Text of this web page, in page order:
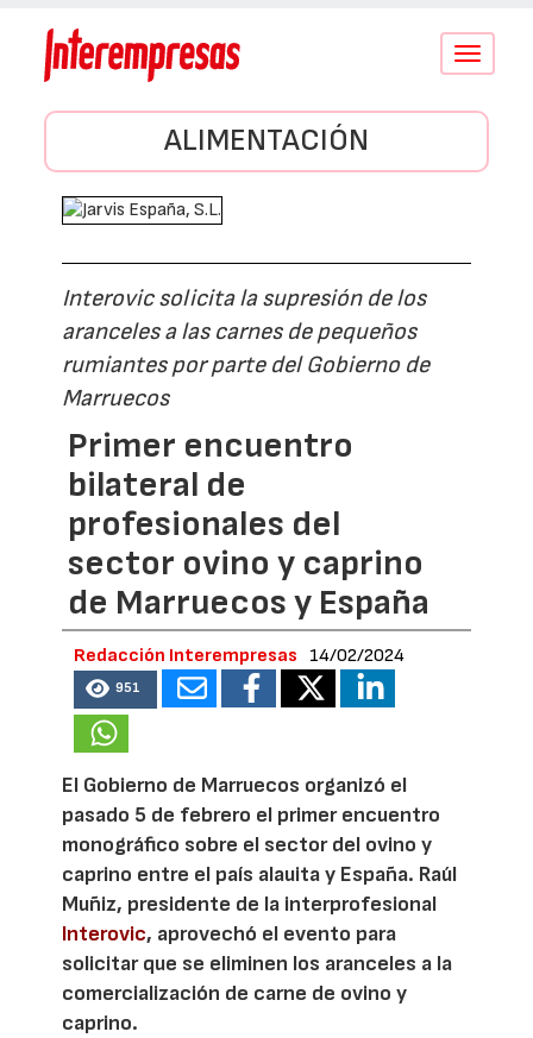
Conmutar
ALIMENTACIÓN
Interovic solicita la supresión de los
aranceles a las carnes de pequeños
rumiantes por parte del Gobierno de
Marruecos
Primer encuentro
bilateral de
profesionales del
sector ovino y caprino
de Marruecos y España
Redacción Interempresas 14/02/2024
951
El Gobierno de Marruecos organizó el
pasado 5 de febrero el primer encuentro
monográfico sobre el sector del ovino y
caprino entre el país alauita y España. Raúl
Muñiz, presidente de la interprofesional
Interovic, aprovechó el evento para
solicitar que se eliminen los aranceles a la
comercialización de carne de ovino y
caprino.